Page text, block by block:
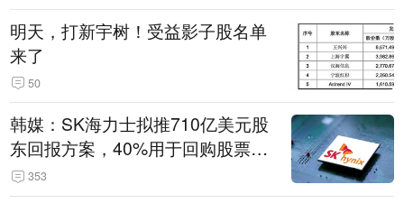
明天，打新宇树！受益影子股名单
来了
50
韩媒：SK海力士拟推710亿美元股
东回报方案，40%用于回购股票，
相当于美股发行规模
353